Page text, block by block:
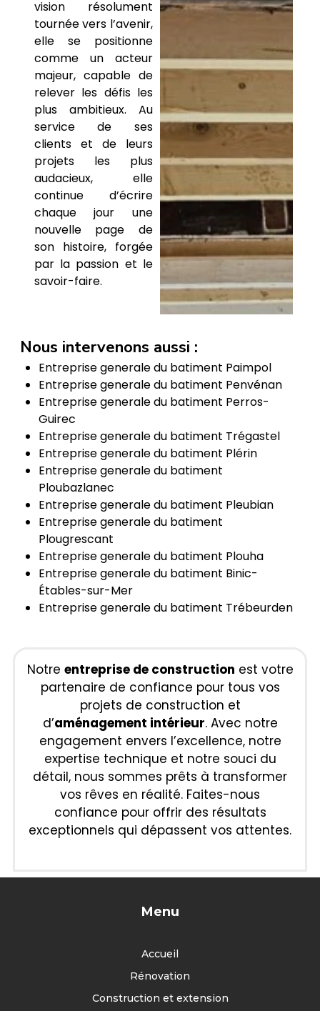
vision résolument
tournée vers l’avenir,
elle se positionne
comme un acteur
majeur, capable de
relever les défis les
plus ambitieux. Au
service de ses
clients et de leurs
projets les plus
audacieux, elle
continue d’écrire
chaque jour une
nouvelle page de
son histoire, forgée
par la passion et le
savoir-faire.
Nous intervenons aussi :
Entreprise generale du batiment Paimpol
Entreprise generale du batiment Penvénan
Entreprise generale du batiment Perros-
Guirec
Entreprise generale du batiment Trégastel
Entreprise generale du batiment Plérin
Entreprise generale du batiment
Ploubazlanec
Entreprise generale du batiment Pleubian
Entreprise generale du batiment
Plougrescant
Entreprise generale du batiment Plouha
Entreprise generale du batiment Binic-
Étables-sur-Mer
Entreprise generale du batiment Trébeurden
Notre entreprise de construction est votre
partenaire de confiance pour tous vos
projets de construction et
d’aménagement intérieur. Avec notre
engagement envers l’excellence, notre
expertise technique et notre souci du
détail, nous sommes prêts à transformer
vos rêves en réalité. Faites-nous
confiance pour offrir des résultats
exceptionnels qui dépassent vos attentes.
Menu
Accueil
Rénovation
Construction et extension